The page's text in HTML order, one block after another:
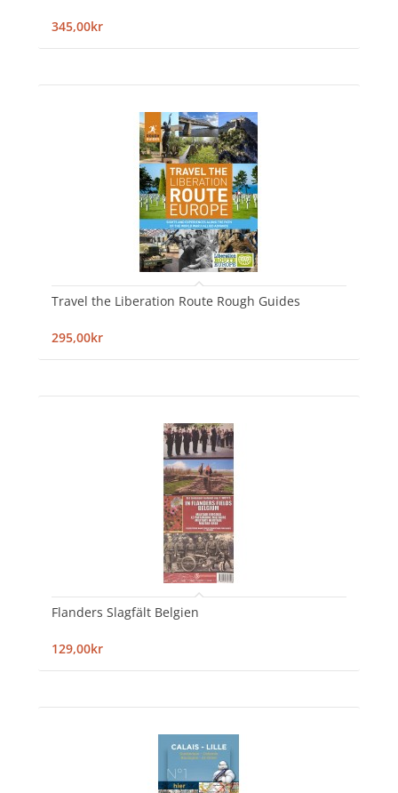
345,00kr
Travel the Liberation Route Rough Guides
295,00kr
Flanders Slagfält Belgien
129,00kr